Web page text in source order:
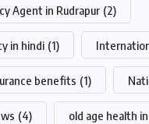
Agent in Rudrapur (2)
in hindi (1)
benefits (1)
(4) old age health